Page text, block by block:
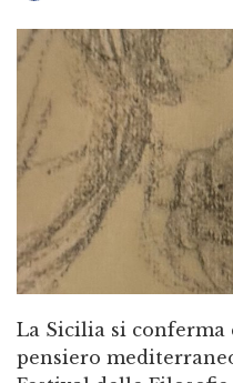
La Sicilia si
pensiero